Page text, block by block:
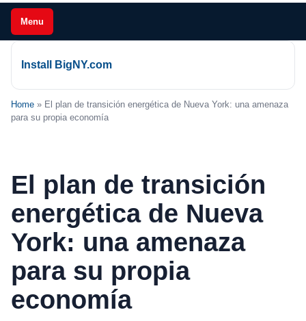
Menu
Install BigNY.com
Home » El plan de transición energética de Nueva York: una amenaza
para su propia economía
El plan de transición
energética de Nueva
York: una amenaza
para su propia
economía